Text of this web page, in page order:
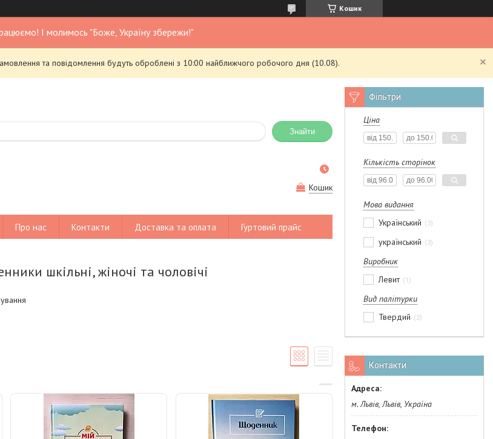
Кошик
І молимось "Боже, Україну збережи!"
та повідомлення будуть оброблені з 10:00 найближчого робочого дня (10.08).
Знайти
Кошик
Про нас Контакти Доставка та оплата Гуртовий прайс
шкільні, жіночі та чоловічі
Фільтри
Ціна
Кількість сторінок
Мова видання
Український
3
український 3
Виробник
Левит
1
Вид палітурки
Твердий
2
Контакти
м. Львів, Львів, Україна